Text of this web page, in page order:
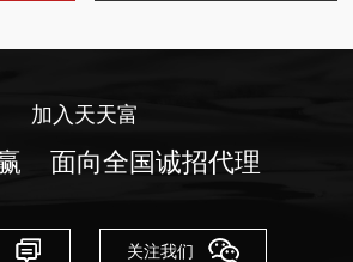
加入天天富
面向全国诚招代理
关注我们